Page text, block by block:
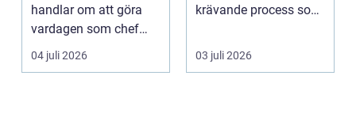
handlar om att göra
vardagen som chef
både mer h...
04 juli 2026
krävande process som
gång ell...
03 juli 2026